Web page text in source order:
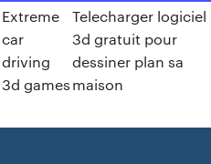
Extreme
car
driving
3d games
Telecharger logiciel
3d gratuit pour
dessiner plan sa
maison